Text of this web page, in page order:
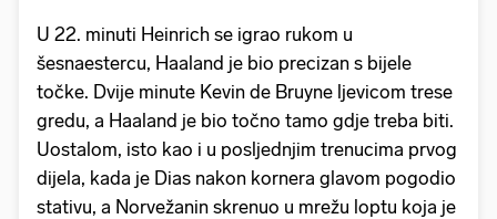
U 22. minuti Heinrich se igrao rukom u
šesnaestercu, Haaland je bio precizan s bijele
točke. Dvije minute Kevin de Bruyne ljevicom trese
gredu, a Haaland je bio točno tamo gdje treba biti.
Uostalom, isto kao i u posljednjim trenucima prvog
dijela, kada je Dias nakon kornera glavom pogodio
stativu, a Norvežanin skrenuo u mrežu loptu koja je